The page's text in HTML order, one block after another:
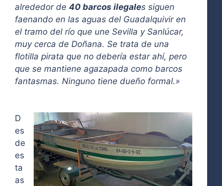
alrededor de 40 barcos ilegales siguen
faenando en las aguas del Guadalquivir en
el tramo del río que une Sevilla y Sanlúcar,
muy cerca de Doñana. Se trata de una
flotilla pirata que no debería estar ahí, pero
que se mantiene agazapada como barcos
fantasmas. Ninguno tiene dueño formal.»
D
es
de
es
ta
as